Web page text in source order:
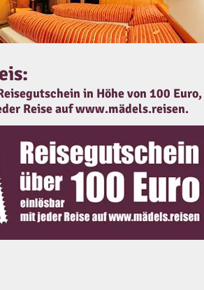
in Höhe von 100 Euro,
Reise aufwww.mädels.reisen.